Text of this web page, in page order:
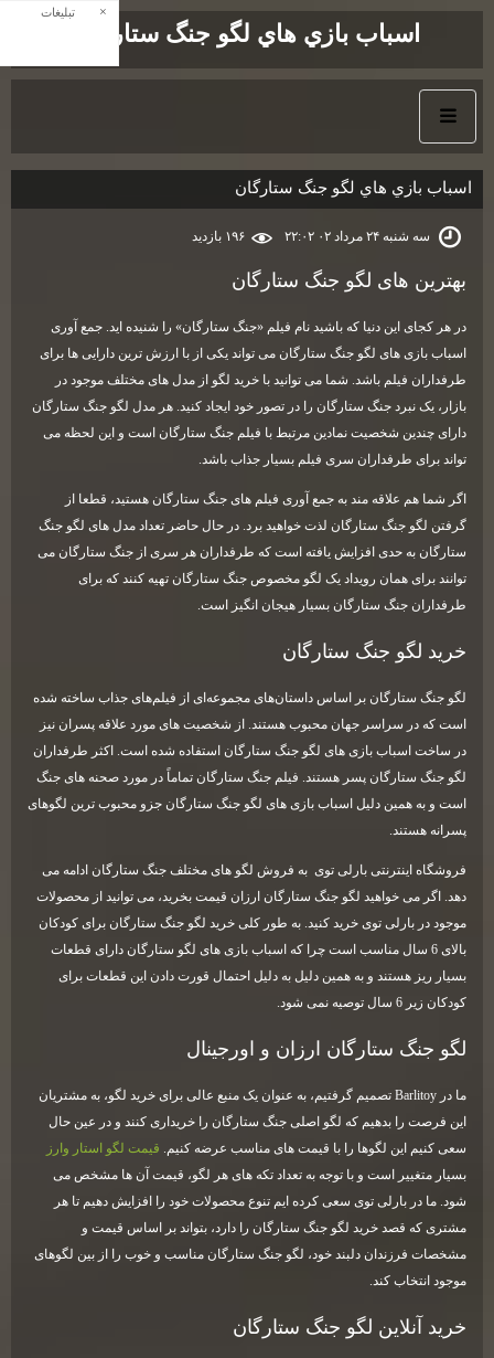
اسباب بازي هاي لگو جنگ ستارگان
اسباب بازي هاي لگو جنگ ستارگان
سه شنبه ۲۴ مرداد ۰۲ ۲۲:۰۲ ۱۹۶ بازديد
بهترین های لگو جنگ ستارگان
در هر کجای این دنیا که باشید نام فیلم «جنگ ستارگان» را شنیده اید. جمع آوری
اسباب بازی های لگو جنگ ستارگان می تواند یکی از با ارزش ترین دارایی ها برای
طرفداران فیلم باشد. شما می توانید با خرید لگو از مدل های مختلف موجود در
بازار، یک نبرد جنگ ستارگان را در تصور خود ایجاد کنید. هر مدل لگو جنگ ستارگان
دارای چندین شخصیت نمادین مرتبط با فیلم جنگ ستارگان است و این لحظه می
تواند برای طرفداران سری فیلم بسیار جذاب باشد.
اگر شما هم علاقه مند به جمع آوری فیلم های جنگ ستارگان هستید، قطعا از
گرفتن لگو جنگ ستارگان لذت خواهید برد. در حال حاضر تعداد مدل های لگو جنگ
ستارگان به حدی افزایش یافته است که طرفداران هر سری از جنگ ستارگان می
توانند برای همان رویداد یک لگو مخصوص جنگ ستارگان تهیه کنند که برای
طرفداران جنگ ستارگان بسیار هیجان انگیز است.
خرید لگو جنگ ستارگان
لگو جنگ ستارگان بر اساس داستان‌های مجموعه‌ای از فیلم‌های جذاب ساخته شده
است که در سراسر جهان محبوب هستند. از شخصیت های مورد علاقه پسران نیز
در ساخت اسباب بازی های لگو جنگ ستارگان استفاده شده است. اکثر طرفداران
لگو جنگ ستارگان پسر هستند. فیلم جنگ ستارگان تماماً در مورد صحنه های جنگ
است و به همین دلیل اسباب بازی های لگو جنگ ستارگان جزو محبوب ترین لگوهای
پسرانه هستند.
فروشگاه اینترنتی بارلی توی به فروش لگو های مختلف جنگ ستارگان ادامه می
دهد. اگر می خواهید لگو جنگ ستارگان ارزان قیمت بخرید، می توانید از محصولات
موجود در بارلی توی خرید کنید. به طور کلی خرید لگو جنگ ستارگان برای کودکان
بالای 6 سال مناسب است چرا که اسباب بازی های لگو ستارگان دارای قطعات
بسیار ریز هستند و به همین دلیل به دلیل احتمال قورت دادن این قطعات برای
کودکان زیر 6 سال توصیه نمی شود.
لگو جنگ ستارگان ارزان و اورجینال
ما درBarlitoyتصمیم گرفتیم، به عنوان یک منبع عالی برای خرید لگو، به مشتریان
این فرصت را بدهیم که لگو اصلی جنگ ستارگان را خریداری کنند و در عین حال
سعی کنیم این لگوها را با قیمت های مناسب عرضه کنیم.قیمت لگو استار وارز
بسیار متغییر است و با توجه به تعداد تکه های هر لگو، قیمت آن ها مشخص می
شود. ما در بارلی توی سعی کرده ایم تنوع محصولات خود را افزایش دهیم تا هر
مشتری که قصد خرید لگو جنگ ستارگان را دارد، بتواند بر اساس قیمت و
مشخصات فرزندان دلبند خود، لگو جنگ ستارگان مناسب و خوب را از بین لگوهای
موجود انتخاب کند.
خرید آنلاین لگو جنگ ستارگان
تبلیغات